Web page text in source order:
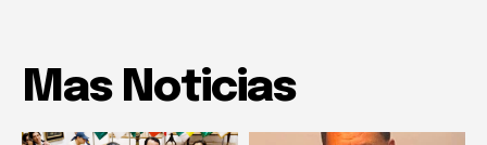
Mas Noticias